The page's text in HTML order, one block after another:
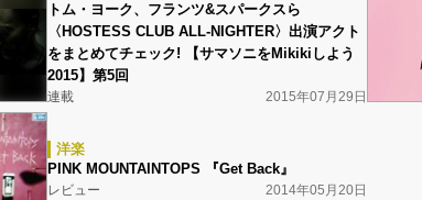
トム・ヨーク、フランツ&スパークスら
〈HOSTESS CLUB ALL-NIGHTER〉出演アクト
をまとめてチェック! 【サマソニをMikikiしよう
2015】第5回
連載 2015年07月29日
洋楽
PINK MOUNTAINTOPS 『Get Back』
レビュー 2014年05月20日